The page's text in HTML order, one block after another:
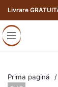
Livrare
Prima pagină